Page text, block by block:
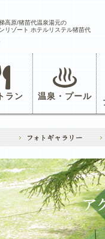
高原/猪苗代温泉湯元の
リゾート ホテルリステル猪苗代
ラン 温泉・プール